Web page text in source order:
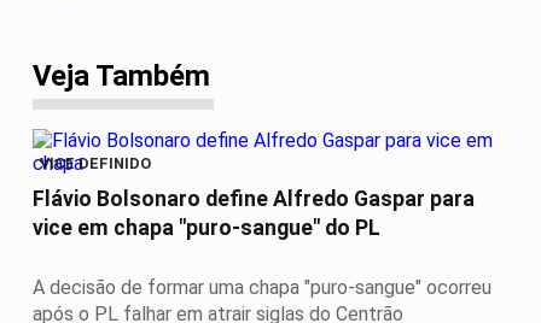
Veja Também
VICE DEFINIDO
Flávio Bolsonaro define Alfredo Gaspar para
vice em chapa "puro-sangue" do PL
A decisão de formar uma chapa "puro-sangue" ocorreu
após o PL falhar em atrair siglas do Centrão